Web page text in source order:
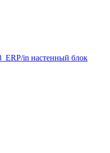
in настенный блок